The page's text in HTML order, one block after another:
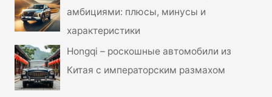
амбициями: плюсы, минусы и
характеристики
Hongqi – роскошные автомобили из
Китая с императорским размахом